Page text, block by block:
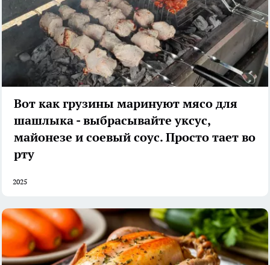
Вот как грузины маринуют мясо для
шашлыка - выбрасывайте уксус,
майонезе и соевый соус. Просто тает во
рту
2025